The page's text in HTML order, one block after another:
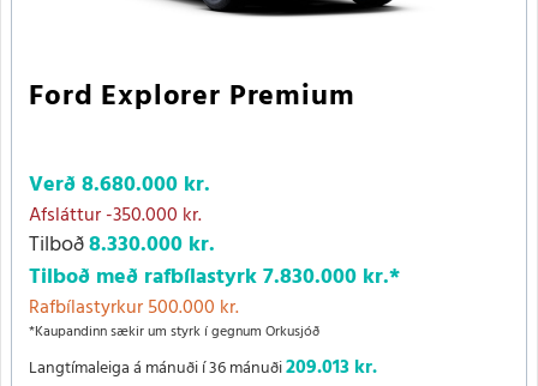
Ford Explorer Premium
Verð8.680.000 kr.
Afsláttur-350.000 kr.
Tilboð8.330.000 kr.
Tilboð með rafbílastyrk7.830.000 kr.*
Rafbílastyrkur 500.000 kr.
*Kaupandinn sækir um styrk í gegnum Orkusjóð
Langtímaleiga á mánuði í 36 mánuði209.013 kr.